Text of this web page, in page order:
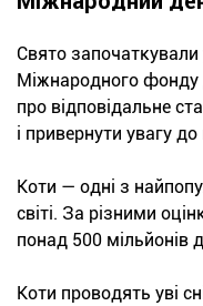
Свято започаткували
Міжнародного фонду
про відповідальне
і привернути увагу
Коти — одні з
світі. За різними
понад 500 мільйонів
Коти проводять уві